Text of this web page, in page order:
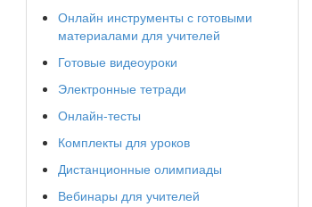
Онлайн инструменты с готовыми
материалами для учителей
Готовые видеоуроки
Электронные тетради
Онлайн-тесты
Комплекты для уроков
Дистанционные олимпиады
Вебинары для учителей